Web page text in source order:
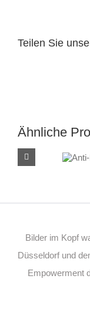
Teilen Sie
Ähnliche
Bilder im Kopf
Düsseldorf und
Empowerment